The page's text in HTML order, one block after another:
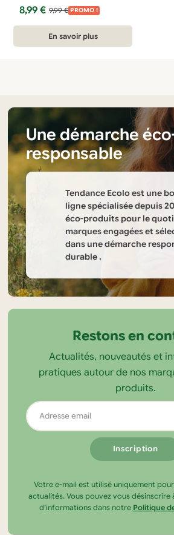
9,99€
Le
était :
8,99€
Le
est :
PROMO !
En savoir plus
Informations
sur
boutique
Tendance
Une démarche
responsable
Tendance Ecolo est une
ligne spécialisée depuis
éco-produits pour le
marques engagées et
dans une démarche
durable .
Restons en
Actualités, nouveautés et
pratiques autour de nos
produits.
Adresse
email
Votre e-mail est utilisé uniquement
actualités. Vous pouvez vous désinscrire
d’informations dans notre Politique